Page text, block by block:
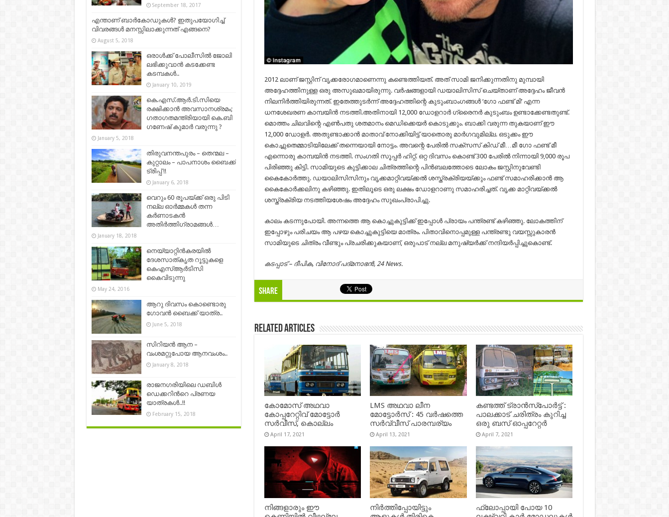
2012 ലാണ് ജസ്റ്റിന് വൃക്കരോഗമാണെന്നു കണ്ടെത്തിയത്. അത് സാമി ജനിക്കുന്നതിനു മുമ്പായി
അദ്ദേഹത്തിനുള്ള ഒരു അസുഖമായിരുന്നു. വര്‍ഷങ്ങളായി ഡയാലിസിസ് ചെയ്താണ് അദ്ദേഹം ജീവന്‍
നിലനിര്‍ത്തിയിരുന്നത്. ഇതേത്തുടർന്ന് അദ്ദേഹത്തിന്റെ കുടുംബാംഗങ്ങൾ ‘ഗോ ഫണ്ട് മി’ എന്ന
ധനശേഖരണ കാമ്പയിൻ നടത്തി.അതിനായി 12,000 ഡോളറാര്‍ ഗ്രൈനര്‍ കുടുംബം ഉണ്ടാക്കേണ്ടതുണ്ട്.
മൊത്തം ചിലവിന്റെ എണ്‍പതു ശതമാനം മെഡിക്കെയര്‍ കൊടുക്കും. ബാക്കി വരുന്ന തുകയാണ് ഈ
12,000 ഡോളര്‍. അതുണ്ടാക്കാന്‍ മാതാവ് നോക്കിയിട്ട് യാതൊരു മാര്‍ഗവുമില്ല. ഒടുക്കം ഈ
കൊച്ചുതെമ്മാടിയിലേക്ക് തന്നെയായി നോട്ടം. അവന്റെ പേരില്‍ സക്‌സസ് കിഡ് മീ…മീ ഗോ ഫണ്ട് മീ
എന്നൊരു കാമ്പയിന്‍ നടത്തി. സംഗതി സൂപ്പര്‍ ഹിറ്റ്. ഒറ്റ ദിവസം കൊണ്ട് 300 പേരില്‍ നിന്നായി 9,000 രൂപ
പിരിഞ്ഞു കിട്ടി. സാമിയുടെ കുട്ടിക്കാല ചിത്രത്തിന്റെ പിൻബലത്തോടെ ലോകം ജസ്റ്റിനുവേണ്ടി
കൈകോർത്തു. ഡയാലിസിസിനും വൃക്കമാറ്റിവയ്ക്കൽ ശസ്ത്രക്രിയയ്ക്കും ഫണ്ട് സമാഹരിക്കാൻ ആ
കൈകോർക്കലിനു കഴിഞ്ഞു. ഇതിലൂടെ ഒരു ലക്ഷം ഡോളറാണു സമാഹരിച്ചത്. വൃക്ക മാറ്റിവയ്ക്കൽ
ശസ്ത്രക്രിയ നടത്തിയശേഷം അദ്ദേഹം സുഖംപ്രാപിച്ചു.
കാലം കടന്നുപോയി. അന്നത്തെ ആ കൊച്ചുകുട്ടിക്ക് ഇപ്പോൾ പ്രായം പന്ത്രണ്ട് കഴിഞ്ഞു. ലോകത്തിന്
ഇപ്പോഴും പരിചയം ആ പഴയ കൊച്ചുകുട്ടിയെ മാത്രം. പിതാവിനൊപ്പമുള്ള പന്ത്രണ്ടു വയസ്സുകാരൻ
സാമിയുടെ ചിത്രം വീണ്ടും പ്രചരിക്കുകയാണ്, ഒരുപാട് നല്ല മനുഷ്യർക്ക് നന്ദിയർപ്പിച്ചുകൊണ്ട്.
കടപ്പാട് – ദീപിക, വിനോദ് പദ്മനാഭൻ, 24 News.
Share
Related Articles
കോമോസ് അഥവാ
കോപ്പറേറ്റിവ് മോട്ടോര്‍
സര്‍വീസ്, കൊല്ലം
April 17, 2021
LMS അഥവാ ലീന
മോട്ടോർസ് : 45 വർഷത്തെ
സർവ്വീസ് പാരമ്പര്യം
April 13, 2021
കണ്ടത്ത് ട്രാൻസ്‌പോർട്ട് :
പാലക്കാട് ചരിത്രം കുറിച്ച
ഒരു ബസ് ഓപ്പറേറ്റർ
April 7, 2021
നിങ്ങളാരും ഈ
നിർത്തിപ്പോയിട്ടും
ഫ്ലോപ്പായി പോയ 10
September 18, 2017
എന്താണ് ബാർകോഡുകൾ? ഇതുപയോഗിച്ച്
വിവരങ്ങൾ മനസ്സിലാക്കുന്നത് എങ്ങനെ?
August 5, 2018
ഒരാൾക്ക് പോലീസിൽ ജോലി
ലഭിക്കുവാൻ കടക്കേണ്ട
കടമ്പകൾ..
January 10, 2019
കെ.എസ്.ആര്‍.ടി.സിയെ
രക്ഷിക്കാന്‍ അവസാനശ്രമം;
ഗതാഗതമന്ത്രിയായി കെ.ബി
ഗണേഷ് കുമാര്‍ വരുന്നു ?
January 5, 2018
തിരുവനന്തപുരം – തെന്മല –
കുറ്റാലം – പാപനാശം ബൈക്ക്
ട്രിപ്പ് !!
January 6, 2018
വെറും 60 രൂപയ്ക്ക് ഒരു പിടി
നല്ല ഓര്‍മ്മകള്‍ തന്ന
കര്‍ണാടകന്‍
അതിര്‍ത്തിഗ്രാമങ്ങള്‍…
January 18, 2018
നെയ്യാറ്റിന്‍കരയില്‍
ദേശസാത്കൃത റൂട്ടുകളെ
കെഎസ്ആര്‍ടിസി
കൈവിടുന്നു
May 24, 2016
ആറു ദിവസം കൊണ്ടൊരു
ഗോവൻ ബൈക്ക് യാത്ര..
June 5, 2018
സിറിയൻ ആന –
വംശമറ്റുപോയ ആനവംശം..
January 8, 2018
രാജനഗരിയിലെ ഡബിൾ
ഡെക്കറിന്‍റെ പ്രണയ
യാത്രകള്‍..!!
February 15, 2018